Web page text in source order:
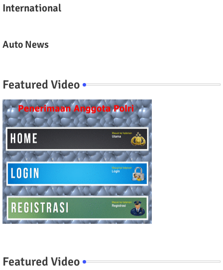
International
Auto News
Featured Video
Featured Video